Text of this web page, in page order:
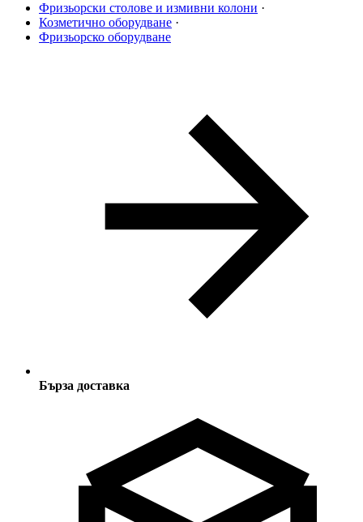
Фризьорски столове и измивни колони ·
Козметично оборудване ·
Фризьорско оборудване
Бърза доставка